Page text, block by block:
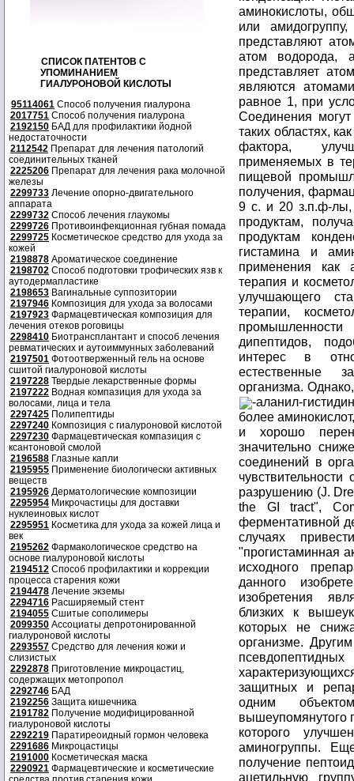
СПИСОК ПАТЕНТОВ С
УПОМИНАНИЕМ
ГИАЛУРОНОВОЙ КИСЛОТЫ
95114061 Способ получения гиалурона
2017751 Способ получения гиалурона
2192150 БАД для профилактики йодной
недостаточности
2112542 Препарат для лечения патологий
соединительных тканей
2225206 Препарат для лечения рака молочной
железы
2299733 Лечение опорно-двигательного
аппарата
2299732 Способ лечения глаукомы
2299726 Противоинфекционная губная помада
2299725 Косметическое средство для ухода за
кожей
2198878 Ароматическое соединение
2198702 Способ подготовки трофических язв к
аутодермапластике
2198653 Вагинальные суппозитории
2197946 Композиция для ухода за волосами
2197923 Фармацевтическая композиция для
лечения отеков роговицы
2298410 Биотрансплантант и способ лечения
ревматических и аутоиммунных заболеваний
2197501 Фотоотверженный гель на основе
сшитой гиалуроновой кислоты
2197228 Твердые лекарственные формы
2197222 Водная компазиция для ухода за
волосами, лица и тела
2297425 Полипептиды
2297240 Композиция с гиалуроновой кислотой
2297230 Фармацевтическая компазиция с
ксантоновой смолой
2196588 Глазные капли
2195955 Применение биологически активных
веществ
2195926 Дерматологические композиции
2295954 Микрочастицы для доставки
нуклеиновых кислот
2295951 Косметика для ухода за кожей лица и
век
2195262 Фармакологическое средство на
основе гиалуроновой кислоты
2194512 Способ профилактики и коррекции
процесса старения кожи
2194478 Лечение экземы
2294716 Расширяемый стент
2194055 Сшитые сополимеры
2099350 Ассоциаты депротонированной
гиалуроновой кислоты
2293557 Средство для лечения кожи и
слизистых
2292878 Приготовление микроцастиц,
содержащих метопропол
2292746 БАД
2192256 Защита кишечника
2191782 Получение модифицированной
гиалуроновой кислоты
2292219 Паратиреоидный гормон человека
2291686 Микроцастицы
2191000 Косметическая маска
2290921 Фармацевтические и косметические
аминокислоты,
или
представляют
атом водорода,
представляет
являются
равное 1, при
Соединения
таких областях,
фактора,
применяемых в
пищевой
получения,
9 с. и 20 з.п.ф-
продуктам,
продуктам
гистамина и
применения как
терапия и
улучшающего
терапии,
промышленности
дипептидов,
интерес в
естественные
организма.
-аланил-
более
и хорошо
значительно
соединений в
разрушению (J.
the GI tract",
ферментативной
случаях
"прогистаминная
исходного
данного
изобретения
близких к
которых не
организме.
защитных и
одним
вышеупомянутого
которого
аминогруппы.
получение
ацетильную